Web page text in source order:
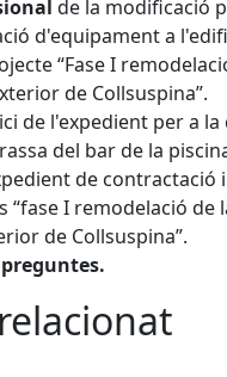
de la modificació
d'equipament a
“Fase I
de Collsuspina”.
de l'expedient per a
del bar de la
de contractació
“fase I remodelació
de Collsuspina”.